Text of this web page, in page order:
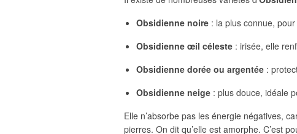
Obsidienne noire : la plus connue,
Obsidienne œil céleste : irisée, elle
Obsidienne dorée ou argentée :
Obsidienne neige : plus douce, idéale
Elle n’absorbe pas les énergie négatives,
pierres. On dit qu’elle est amorphe. C’est